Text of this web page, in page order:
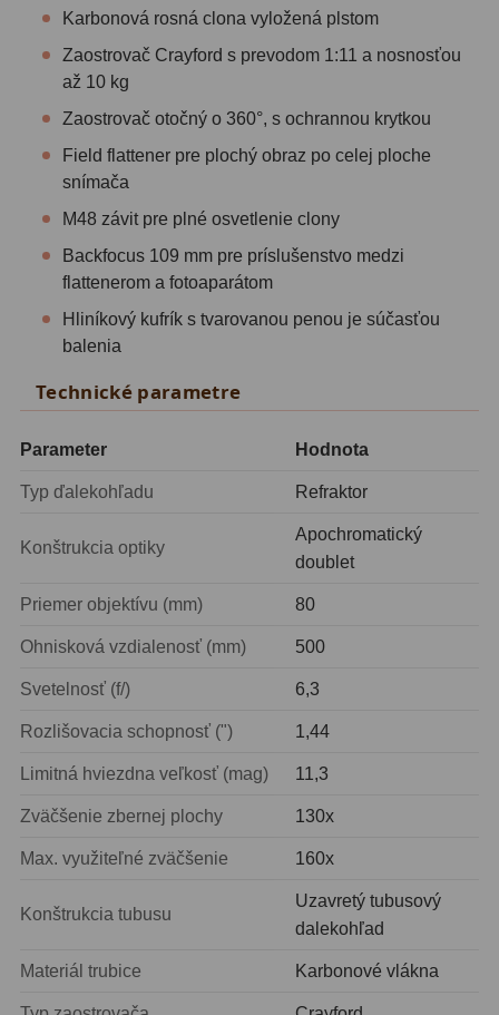
Diaľkomery a Nočné videnie17
Diaľkomery9
Nočné videnie8
Monokulárne49
Turistika 22
Ornitológia11
Všeobecné 16
Pre deti5
Školské19
Biologické34
Digitální8
Vreckové10
Príslušenstvo17
Meteostanice52
Karbonová rosná clona vyložená plstom
Zaostrovač Crayford s prevodom 1:11 a nosnosťou
až 10 kg
Zaostrovač otočný o 360°, s ochrannou krytkou
Field flattener pre plochý obraz po celej ploche
snímača
M48 závit pre plné osvetlenie clony
Backfocus 109 mm pre príslušenstvo medzi
flattenerom a fotoaparátom
Hliníkový kufrík s tvarovanou penou je súčasťou
balenia
Technické parametre
Parameter Hodnota
Typ ďalekohľadu Refraktor
Konštrukcia optiky
Apochromatický
doublet
Priemer objektívu (mm) 80
Ohnisková vzdialenosť (mm) 500
Svetelnosť (f/) 6,3
Rozlišovacia schopnosť (") 1,44
Limitná hviezdna veľkosť (mag) 11,3
Zväčšenie zbernej plochy 130x
Max. využiteľné zväčšenie 160x
Konštrukcia tubusu
Uzavretý tubusový
dalekohľad
Materiál trubice Karbonové vlákna